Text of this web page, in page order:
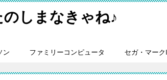
しまなきゃね♪
ン ファミリーコンピュータ セガ・マーク